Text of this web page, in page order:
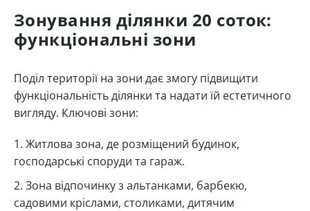
Зонування ділянки 20 соток:
функціональні зони
Поділ території на зони дає змогу підвищити
функціональність ділянки та надати їй естетичного
вигляду. Ключові зони:
Житлова зона, де розміщений будинок,
господарські споруди та гараж.
Зона відпочинку з альтанками, барбекю,
садовими кріслами, столиками, дитячим